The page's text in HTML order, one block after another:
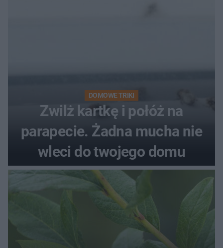
DOMOWE TRIKI
Zwilż kartkę i połóż na
parapecie. Żadna mucha nie
wleci do twojego domu